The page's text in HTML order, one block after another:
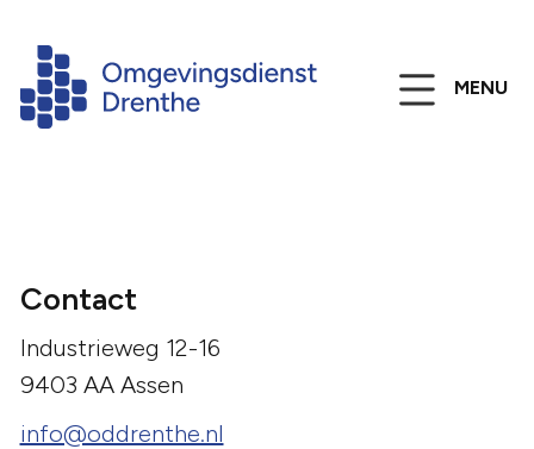
MENU
Contact
Industrieweg 12-16
9403 AA Assen
info@oddrenthe.nl